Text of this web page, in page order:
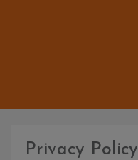
Privacy Policy